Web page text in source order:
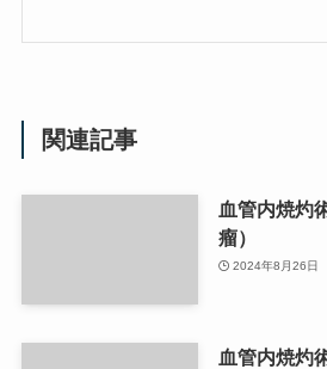
関連記事
血管内焼灼
瘤）
2024年8月26日
血管内焼灼